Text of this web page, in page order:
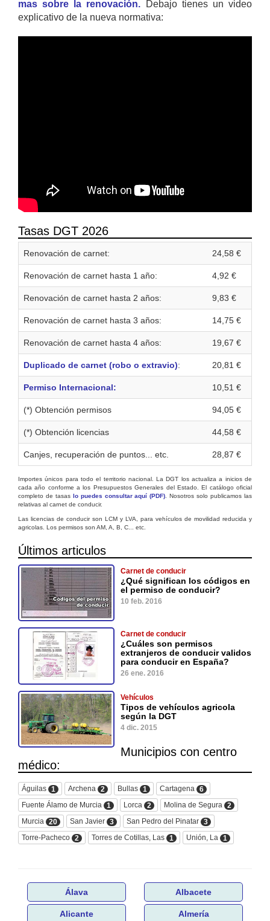
mas sobre la renovación. Debajo tienes un video
explicativo de la nueva normativa:
Tasas DGT 2026
Renovación de carnet: 24,58 €
Renovación de carnet hasta 1 año: 4,92 €
Renovación de carnet hasta 2 años: 9,83 €
Renovación de carnet hasta 3 años: 14,75 €
Renovación de carnet hasta 4 años: 19,67 €
Duplicado de carnet (robo o extravio): 20,81 €
Permiso Internacional: 10,51 €
(*) Obtención permisos 94,05 €
(*) Obtención licencias 44,58 €
Canjes, recuperación de puntos... etc. 28,87 €
Importes únicos para todo el territorio nacional. La DGT los actualiza a inicios de
cada año conforme a los Presupuestos Generales del Estado. El catálogo oficial
completo de tasas lo puedes consultar aquí (PDF) . Nosotros solo publicamos las
relativas al carnet de conducir.
Las licencias de conducir son LCM y LVA, para vehículos de movilidad reducida y
agricolas. Los permisos son AM, A, B, C... etc.
Últimos articulos
Carnet de conducir
¿Qué significan los códigos en
el permiso de conducir?
10 feb. 2016
Carnet de conducir
¿Cuáles son permisos
extranjeros de conducir validos
para conducir en España?
26 ene. 2016
Vehículos
Tipos de vehículos agricola
según la DGT
4 dic. 2015
Municipios con centro
médico:
Águilas 1 Archena 2 Bullas 1 Cartagena
6
Fuente Álamo de Murcia
1 Lorca 2 Molina de Segura
2
Murcia
20 San Javier 3 San Pedro del Pinatar 3
Torre-Pacheco 2 Torres de Cotillas, Las 1 Unión, La 1
Álava Albacete
Alicante Almería